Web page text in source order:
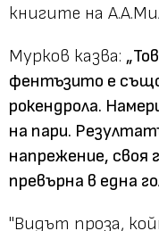
книгите на
Мурков казва:
фентъзито е
рокендрола.
на пари.
напрежение, своя
превърна в една
"Видът проза,